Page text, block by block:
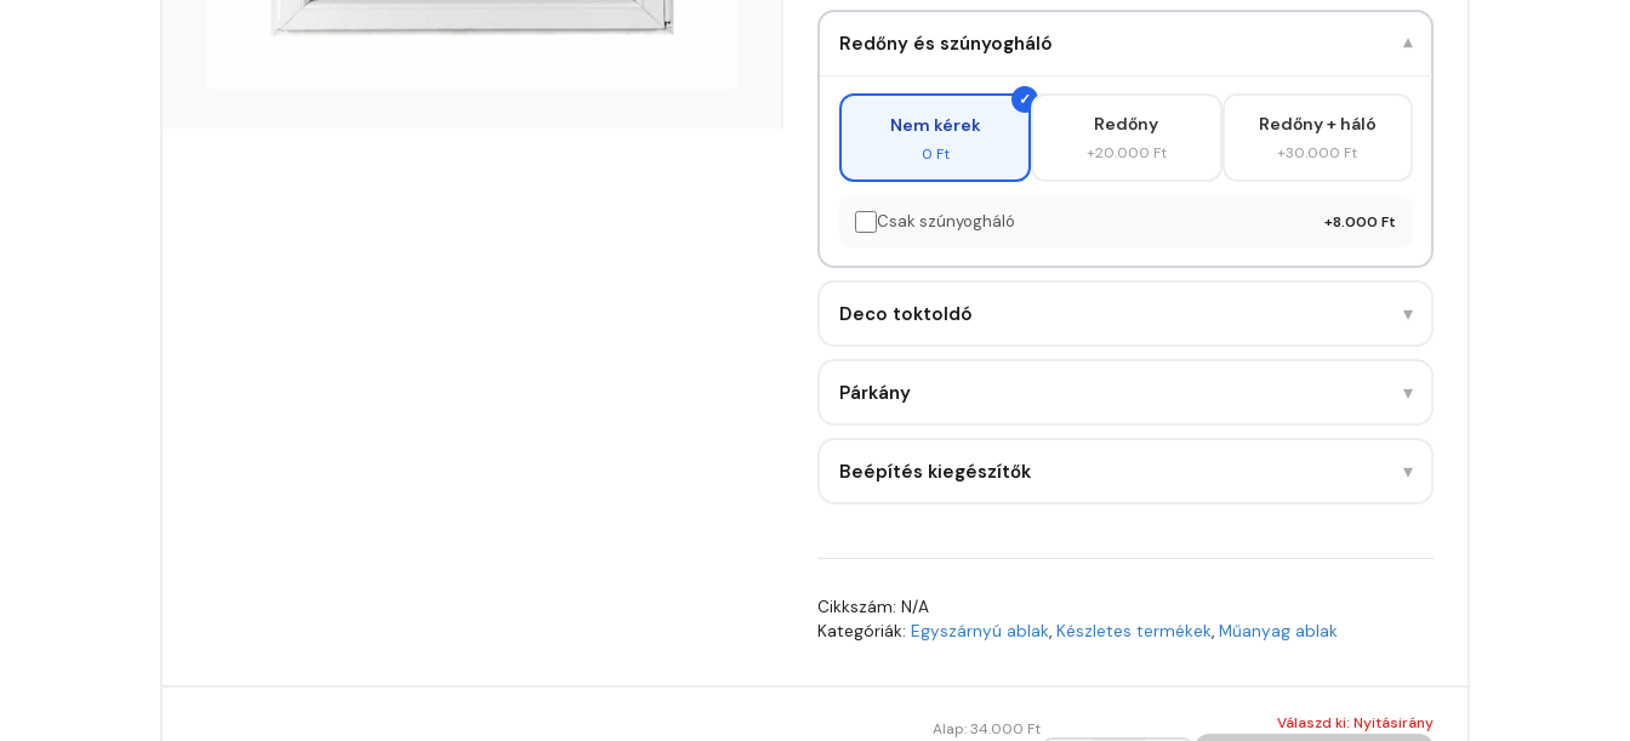
Redőny és szúnyogháló ▾
Nem kérek
0 Ft
Redőny
+20.000 Ft
Redőny + háló
+30.000 Ft
Csak szúnyogháló +8.000 Ft
Deco toktoldó ▾
Párkány ▾
Beépítés kiegészítők ▾
Cikkszám:N/A
Kategóriák:Egyszárnyú ablak,Készletes termékek,Műanyag ablak
Alap:34.000 Ft Válaszd ki: Nyitásirány